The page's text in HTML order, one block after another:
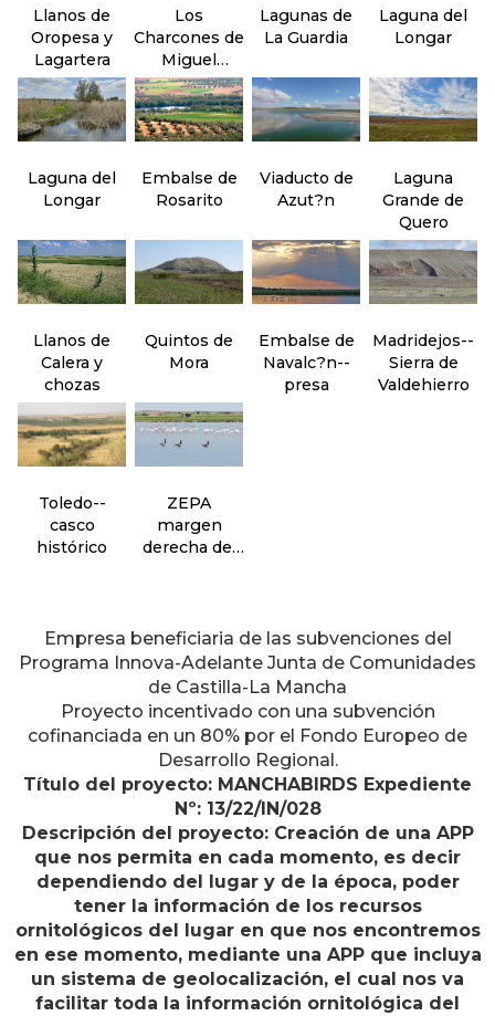
Llanos de
Oropesa y
Lagartera
Los
Charcones de
Miguel
Esteban
Lagunas de
La Guardia
Laguna del
Longar
Laguna del
Longar
Embalse de
Rosarito
Viaducto de
Azut?n
Laguna
Grande de
Quero
Llanos de
Calera y
chozas
Quintos de
Mora
Embalse de
Navalc?n--
presa
Madridejos--
Sierra de
Valdehierro
Toledo--
casco
histórico
ZEPA
margen
derecha del
Empresa beneficiaria de las subvenciones del
Programa Innova-Adelante Junta de Comunidades
de Castilla-La Mancha
Proyecto incentivado con una subvención
cofinanciada en un 80% por el Fondo Europeo de
Desarrollo Regional.
Título del proyecto: MANCHABIRDS Expediente
Nº: 13/22/IN/028
Descripción del proyecto: Creación de una APP
que nos permita en cada momento, es decir
dependiendo del lugar y de la época, poder
tener la información de los recursos
ornitológicos del lugar en que nos encontremos
en ese momento, mediante una APP que incluya
un sistema de geolocalización, el cual nos va
facilitar toda la información ornitológica del